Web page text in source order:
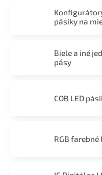
pásiky na
Biele a iné
pásy
COB LED
RGB farebné